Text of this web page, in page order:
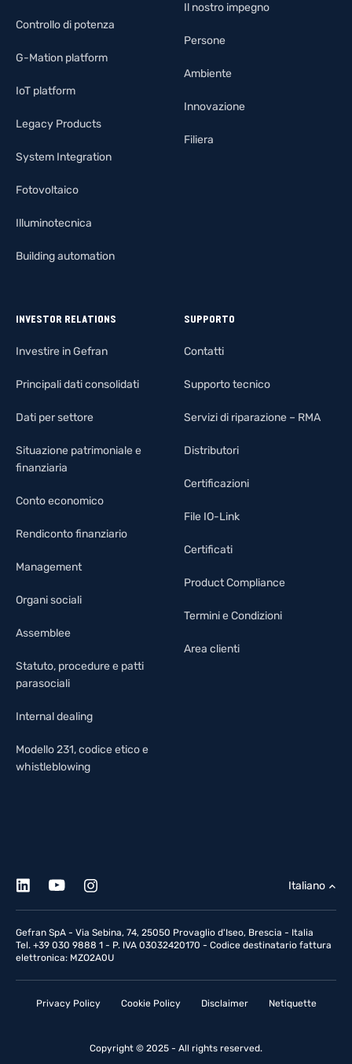
Controllo di potenza
G-Mation platform
IoT platform
Legacy Products
System Integration
Fotovoltaico
Illuminotecnica
Building automation
Il nostro impegno
Persone
Ambiente
Innovazione
Filiera
INVESTOR RELATIONS
Investire in Gefran
Principali dati consolidati
Dati per settore
Situazione patrimoniale e
finanziaria
Conto economico
Rendiconto finanziario
Management
Organi sociali
Assemblee
Statuto, procedure e patti
parasociali
Internal dealing
Modello 231, codice etico e
whistleblowing
SUPPORTO
Contatti
Supporto tecnico
Servizi di riparazione – RMA
Distributori
Certificazioni
File IO-Link
Certificati
Product Compliance
Termini e Condizioni
Area clienti
Gefran SpA - Via Sebina, 74, 25050 Provaglio d'Iseo, Brescia - Italia
Tel. +39 030 9888 1 - P. IVA 03032420170 - Codice destinatario fattura
elettronica: MZO2A0U
Italiano
Privacy Policy Cookie Policy Disclaimer Netiquette
Copyright © 2025 - All rights reserved.